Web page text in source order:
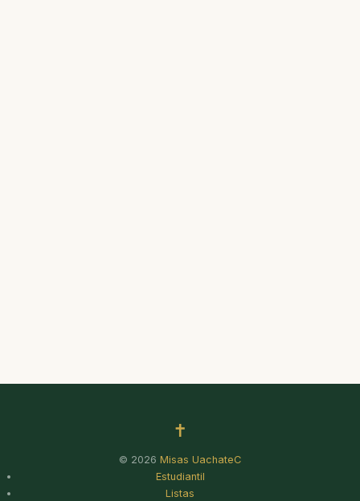
✝
© 2026 Misas UachateC
Estudiantil
Listas